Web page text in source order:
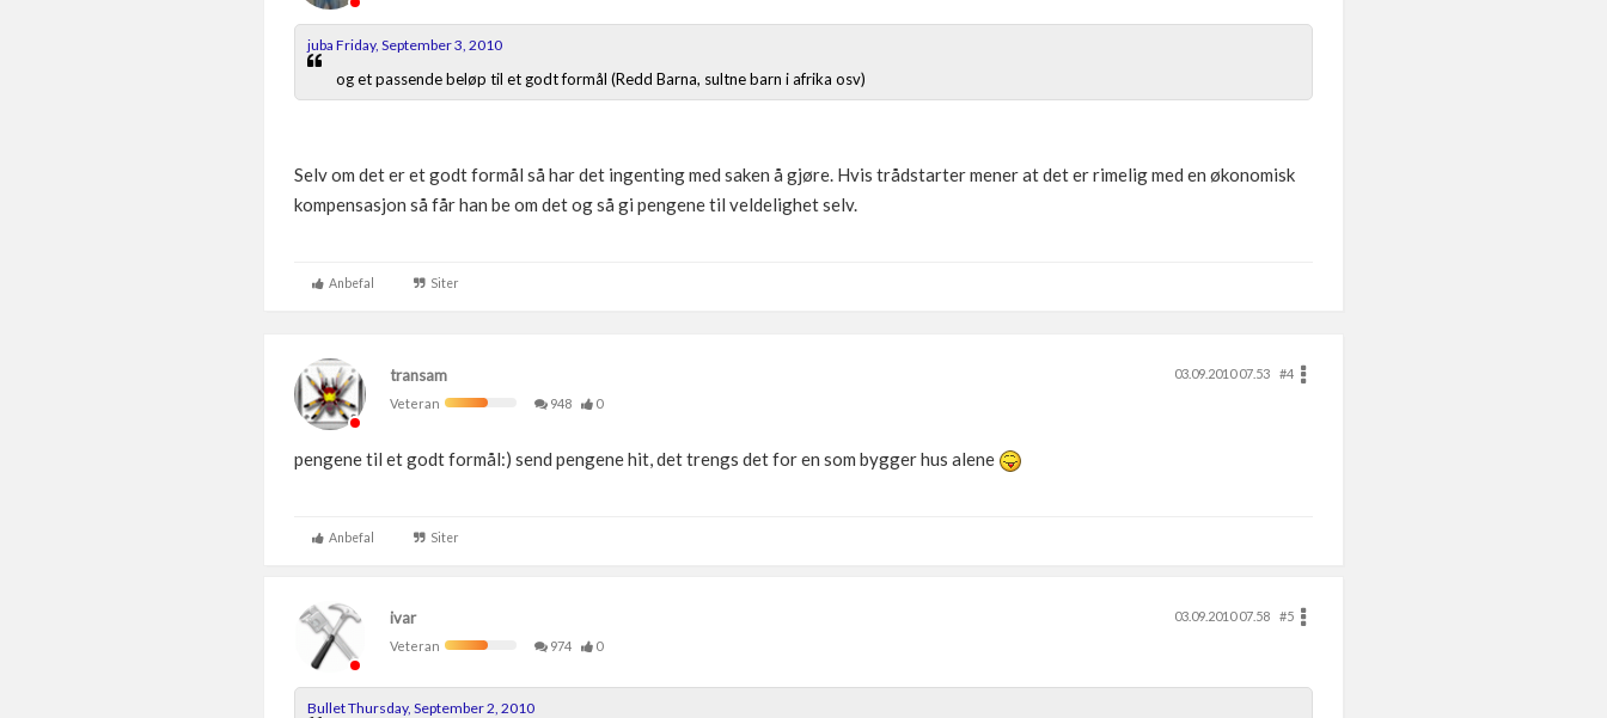
juba Friday, September 3, 2010
og et passende beløp til et godt formål (Redd Barna, sultne barn i afrika osv)
Selv om det er et godt formål så har det ingenting med saken å gjøre. Hvis trådstarter mener at det er rimelig med en økonomisk
kompensasjon så får han be om det og så gi pengene til veldelighet selv.
Anbefal Siter
transam 03.09.2010 07.53
#4
Veteran
948 0
pengene til et godt formål:) send pengene hit, det trengs det for en som bygger hus alene
Anbefal Siter
ivar 03.09.2010 07.58
#5
Veteran
974 0
Bullet Thursday, September 2, 2010